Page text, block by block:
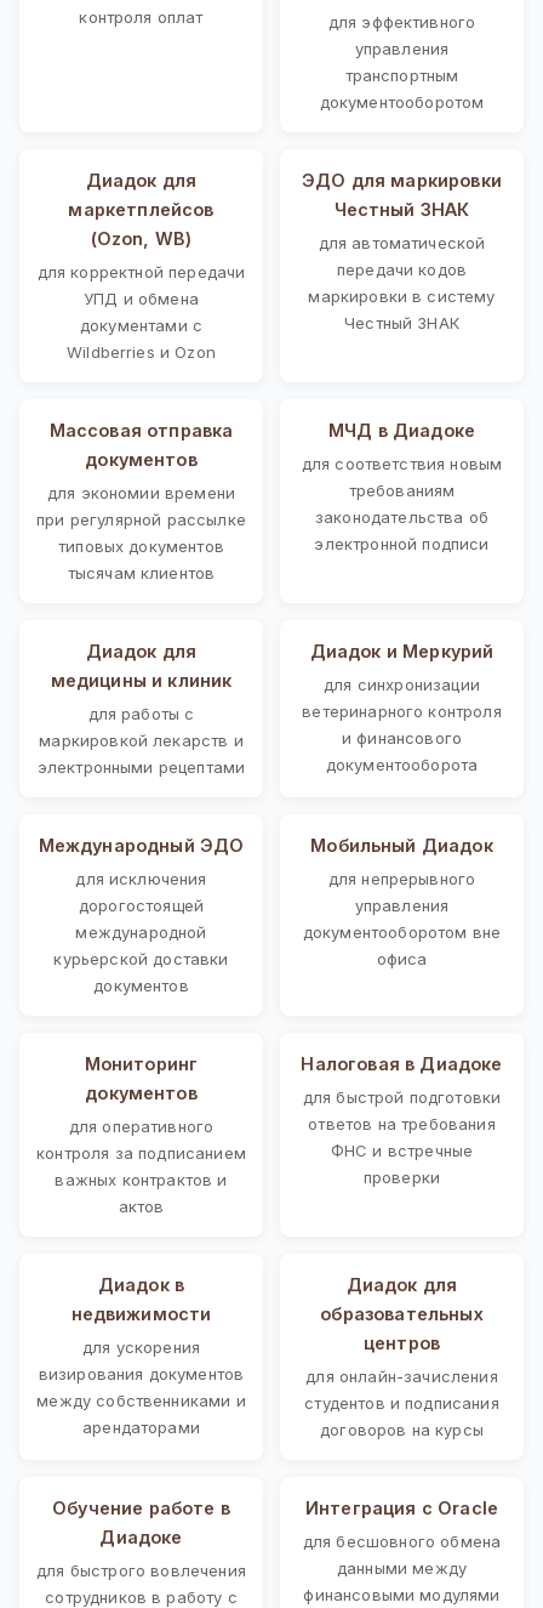
контроля оплат
для эффективного
управления
транспортным
документооборотом
Диадок для
маркетплейсов
(Ozon, WB)
для корректной передачи
УПД и обмена
документами с
Wildberries и Ozon
ЭДО для маркировки
Честный ЗНАК
для автоматической
передачи кодов
маркировки в систему
Честный ЗНАК
Массовая отправка
документов
для экономии времени
при регулярной рассылке
типовых документов
тысячам клиентов
МЧД в Диадоке
для соответствия новым
требованиям
законодательства об
электронной подписи
Диадок для
медицины и клиник
для работы с
маркировкой лекарств и
электронными рецептами
Диадок и Меркурий
для синхронизации
ветеринарного контроля
и финансового
документооборота
Международный ЭДО
для исключения
дорогостоящей
международной
курьерской доставки
документов
Мобильный Диадок
для непрерывного
управления
документооборотом вне
офиса
Мониторинг
документов
для оперативного
контроля за подписанием
важных контрактов и
актов
Налоговая в Диадоке
для быстрой подготовки
ответов на требования
ФНС и встречные
проверки
Диадок в
недвижимости
для ускорения
визирования документов
между собственниками и
арендаторами
Диадок для
образовательных
центров
для онлайн-зачисления
студентов и подписания
договоров на курсы
Обучение работе в
Диадоке
для быстрого вовлечения
сотрудников в работу с
Интеграция с Oracle
для бесшовного обмена
данными между
финансовыми модулями